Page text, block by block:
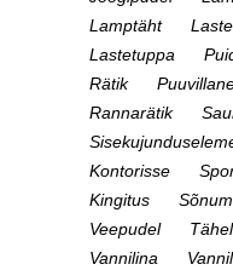
Lamptäht
Lastetuppa
Rätik
Rannarätik
Kontorisse
Kingitus
Veepudel
Vannilina